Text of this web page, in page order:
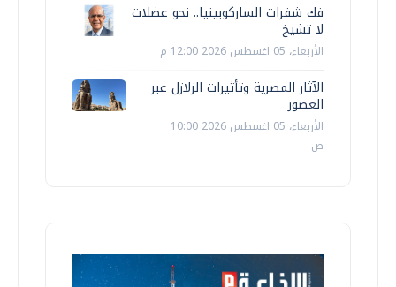
فك شفرات الساركوبينيا.. نحو عضلات
لا تشيخ
الأربعاء، 05 اغسطس 2026 12:00 م
الآثار المصرية وتأثيرات الزلازل عبر
العصور
الأربعاء، 05 اغسطس 2026 10:00
ص